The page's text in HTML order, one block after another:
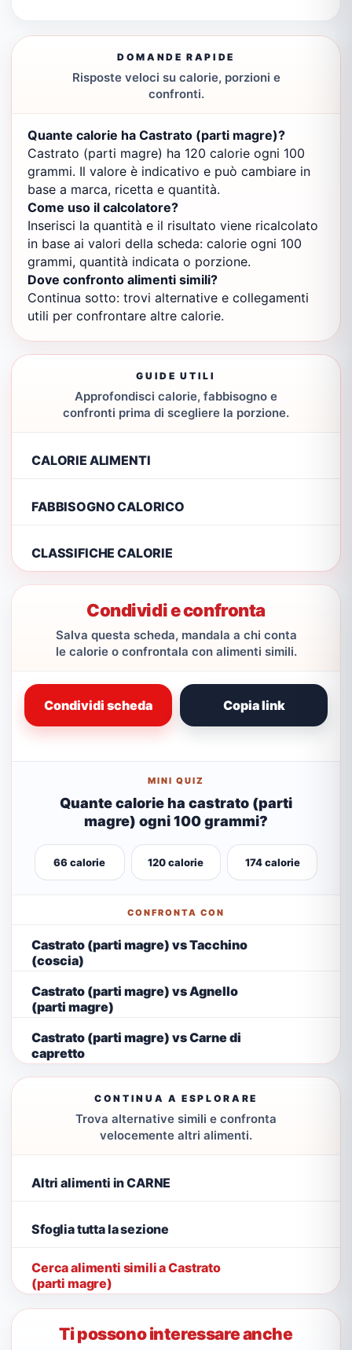
DOMANDE RAPIDE
Risposte veloci su calorie, porzioni e
confronti.
Quante calorie ha Castrato (parti magre)?
Castrato (parti magre) ha 120 calorie ogni 100
grammi. Il valore è indicativo e può cambiare in
base a marca, ricetta e quantità.
Come uso il calcolatore?
Inserisci la quantità e il risultato viene ricalcolato
in base ai valori della scheda: calorie ogni 100
grammi, quantità indicata o porzione.
Dove confronto alimenti simili?
Continua sotto: trovi alternative e collegamenti
utili per confrontare altre calorie.
GUIDE UTILI
Approfondisci calorie, fabbisogno e
confronti prima di scegliere la porzione.
CALORIE ALIMENTI
FABBISOGNO CALORICO
CLASSIFICHE CALORIE
Condividi e confronta
Salva questa scheda, mandala a chi conta
le calorie o confrontala con alimenti simili.
Condividi scheda Copia link
MINI QUIZ
Quante calorie ha castrato (parti
magre) ogni 100 grammi?
66 calorie 120 calorie 174 calorie
CONFRONTA CON
Castrato (parti magre) vs Tacchino
(coscia)
Castrato (parti magre) vs Agnello
(parti magre)
Castrato (parti magre) vs Carne di
capretto
CONTINUA A ESPLORARE
Trova alternative simili e confronta
velocemente altri alimenti.
Altri alimenti in CARNE
Sfoglia tutta la sezione
Cerca alimenti simili a Castrato
(parti magre)
Ti possono interessare anche